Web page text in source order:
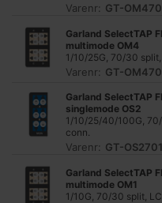
Varenr: GT-
Garland SelectTAP
multimode OM4
1/10/25G, 70/30 split,
Varenr: GT-
Garland SelectTAP
singlemode OS2
1/10/25/40/100G,
conn.
Varenr: GT-
Garland SelectTAP
multimode OM1
1/10G, 70/30 split, LC